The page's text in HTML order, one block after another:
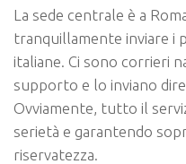
La sede centrale è a
tranquillamente inviare i
italiane. Ci sono corrieri
supporto e lo inviano
Ovviamente, tutto il
serietà e garantendo
riservatezza.